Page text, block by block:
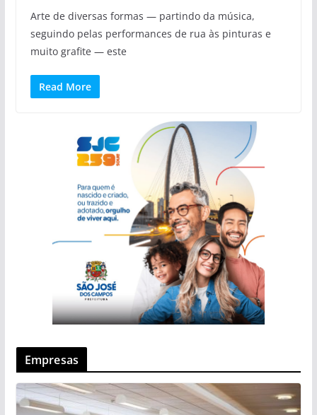
Arte de diversas formas — partindo da música,
seguindo pelas performances de rua às pinturas e
muito grafite — este
Read More
Empresas